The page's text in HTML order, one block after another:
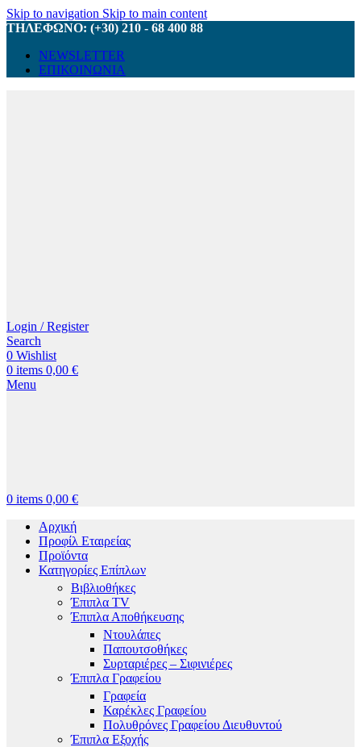
Skip to navigation Skip to main content
ΤΗΛΕΦΩΝΟ: (+30) 210 - 68 400 88
NEWSLETTER
ΕΠΙΚΟΙΝΩΝΙΑ
Login / Register
Search
0 Wishlist
0 items 0,00 €
Menu
0 items 0,00 €
Αρχική
Προφίλ Εταιρείας
Προϊόντα
Κατηγορίες Επίπλων
Βιβλιοθήκες
Έπιπλα TV
Έπιπλα Αποθήκευσης
Ντουλάπες
Παπουτσοθήκες
Συρταριέρες – Σιφινιέρες
Έπιπλα Γραφείου
Γραφεία
Καρέκλες Γραφείου
Πολυθρόνες Γραφείου Διευθυντού
Έπιπλα Εξοχής